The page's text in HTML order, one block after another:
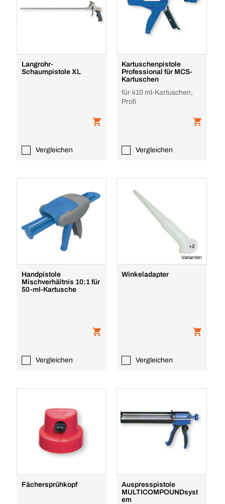
Langrohr-
Schaumpistole XL
Vergleichen
Kartuschenpistole
Professional für MCS-
Kartuschen
für 410 ml-Kartuschen,
Profi
Vergleichen
Handpistole
Mischverhältnis 10:1 für
50-ml-Kartusche
Vergleichen
+2
Varianten
Winkeladapter
Vergleichen
Fächersprühkopf
Auspresspistole
MULTICOMPOUNDsyst
em